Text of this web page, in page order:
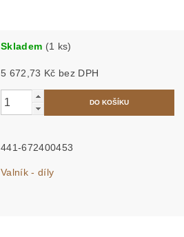
Skladem (1 ks)
5 672,73 Kč bez DPH
441-672400453
Valník - díly